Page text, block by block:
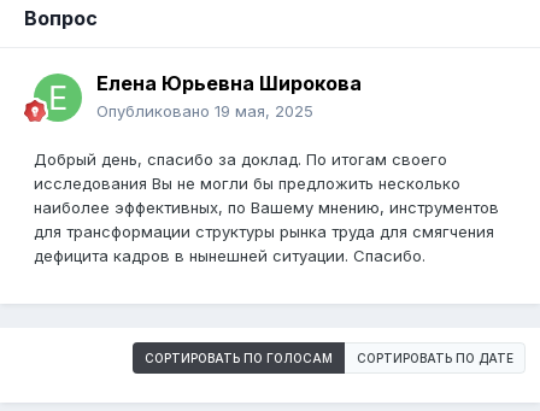
Вопрос
Елена Юрьевна Широкова
Опубликовано 19 мая, 2025
Добрый день, спасибо за доклад. По итогам своего
исследования Вы не могли бы предложить несколько
наиболее эффективных, по Вашему мнению, инструментов
для трансформации структуры рынка труда для смягчения
дефицита кадров в нынешней ситуации. Спасибо.
СОРТИРОВАТЬ ПО ГОЛОСАМ СОРТИРОВАТЬ ПО ДАТЕ